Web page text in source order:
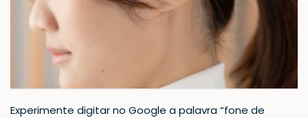
Experimente digitar no Google a palavra “fone de